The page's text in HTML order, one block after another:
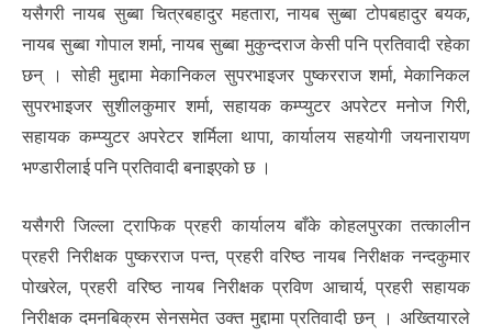
यसैगरी नायब सुब्बा चित्रबहादुर महतारा, नायब सुब्बा टोपबहादुर बयक,
नायब सुब्बा गोपाल शर्मा, नायब सुब्बा मुकुन्दराज केसी पनि प्रतिवादी रहेका
छन् । सोही मुद्दामा मेकानिकल सुपरभाइजर पुष्करराज शर्मा, मेकानिकल
सुपरभाइजर सुशीलकुमार शर्मा, सहायक कम्प्युटर अपरेटर मनोज गिरी,
सहायक कम्प्युटर अपरेटर शर्मिला थापा, कार्यालय सहयोगी जयनारायण
भण्डारीलाई पनि प्रतिवादी बनाइएको छ ।
यसैगरी जिल्ला ट्राफिक प्रहरी कार्यालय बाँके कोहलपुरका तत्कालीन
प्रहरी निरीक्षक पुष्करराज पन्त, प्रहरी वरिष्ठ नायब निरीक्षक नन्दकुमार
पोखरेल, प्रहरी वरिष्ठ नायब निरीक्षक प्रविण आचार्य, प्रहरी सहायक
निरीक्षक दमनबिक्रम सेनसमेत उक्त मुद्दामा प्रतिवादी छन् । अख्तियारले